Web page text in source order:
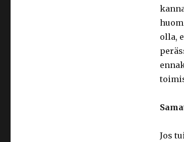
olla,
Jos